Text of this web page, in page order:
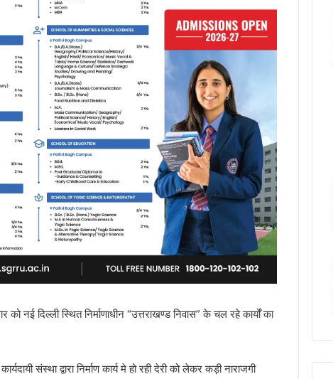
को नई दिल्ली स्थित निर्माणाधीन “उत्तराखण्ड निवास” के चल रहे कार्यों का
संस्था द्वारा निर्माण कार्य मे हो रही देरी को लेकर कड़ी नाराजगी